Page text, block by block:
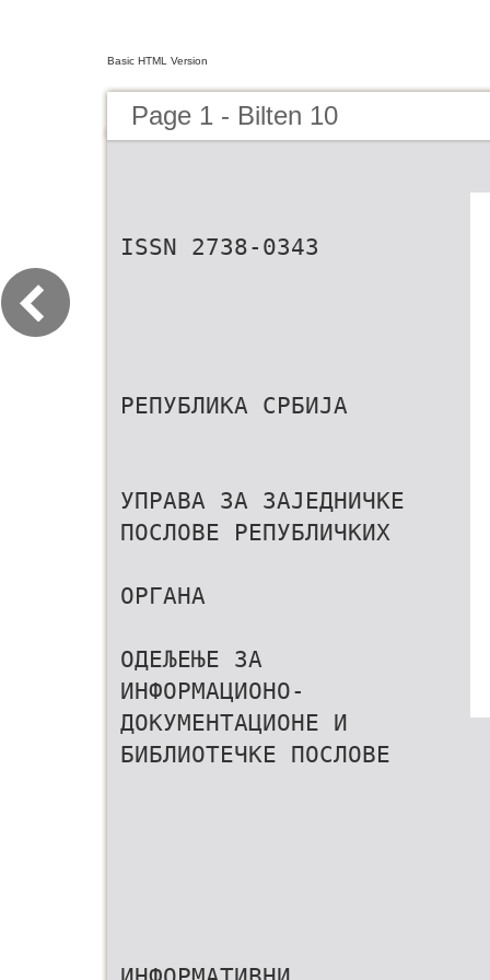
Basic HTML Version
Page 1 - Bilten 10
ISSN 2738-0343
РЕПУБЛИКА СРБИЈА
УПРАВА ЗА ЗАЈЕДНИЧКЕ
ПОСЛОВЕ РЕПУБЛИЧКИХ
ОРГАНА
ОДЕЉЕЊЕ ЗА
ИНФОРМАЦИОНО-
ДОКУМЕНТАЦИОНЕ И
БИБЛИОТЕЧКЕ ПОСЛОВЕ